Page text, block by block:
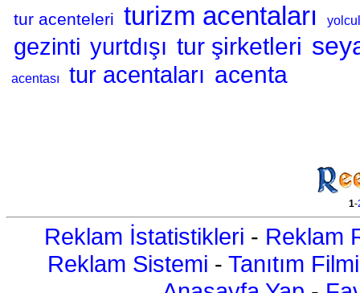
tur acenteleri turizm acentaları
gezinti yurtdışı tur şirketleri
acentası tur acentaları acenta
1-
Reklam İstatistikleri - Reklam
Reklam Sistemi - Tanıtım Filmi